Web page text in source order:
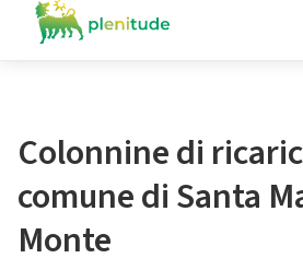
Colonnine di
comune di Santa
Monte